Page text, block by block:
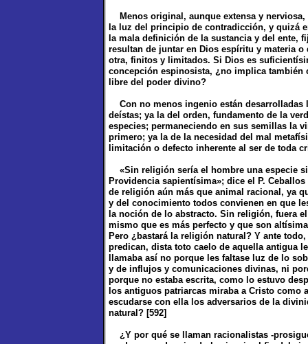
Menos original, aunque extensa y nerviosa,
la luz del principio de contradicción, y quizá
la mala definición de la sustancia y del ente,
resultan de juntar en Dios espíritu y materia
otra, finitos y limitados. Si Dios es
concepción espinosista, ¿no implica también
libre del poder divino?
Con no menos ingenio están desarrolladas
deístas; ya la del orden, fundamento de la
especies; permaneciendo en sus semillas la
primero; ya la de la necesidad del mal
limitación o defecto inherente al ser de toda
«Sin religión sería el hombre una especie
Providencia sapientísima»; dice el P.
de religión aún más que animal racional, ya
y del conocimiento todos convienen en que
la noción de lo abstracto. Sin religión, fuera
mismo que es más perfecto y que son
Pero ¿bastará la religión natural? Y ante
predican, dista toto caelo de aquella antigua
llamaba así no porque les faltase luz de lo
y de influjos y comunicaciones divinas, ni
porque no estaba escrita, como lo estuvo
los antiguos patriarcas miraba a Cristo como
escudarse con ella los adversarios de la
natural? [592]
¿Y por qué se llaman racionalistas -